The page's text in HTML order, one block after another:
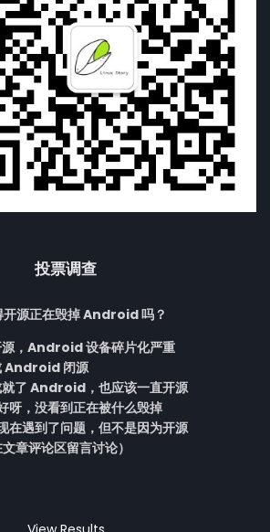
投票调查
开源正在毁掉 Android 吗？
源，Android 设备碎片化严重
Android 闭源
就了 Android，也应该一直开源
，没看到正在被什么毁掉
遇到了问题，但不是因为开源
章评论区留言讨论）